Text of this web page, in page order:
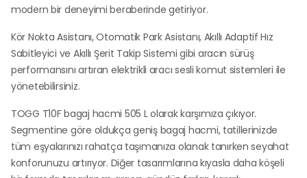
modern bir deneyimi beraberinde getiriyor.
Kör Nokta Asistanı, Otomatik Park Asistanı, Akıllı Adaptif Hız
Sabitleyici ve Akıllı Şerit Takip Sistemi gibi aracın sürüş
performansını artıran elektrikli aracı sesli komut sistemleri ile
yönetebilirsiniz.
TOGG T10F bagaj hacmi 505 L olarak karşımıza çıkıyor.
Segmentine göre oldukça geniş bagaj hacmi, tatillerinizde
tüm eşyalarınızı rahatça taşımanıza olanak tanırken seyahat
konforunuzu artırıyor. Diğer tasarımlarına kıyasla daha köşeli